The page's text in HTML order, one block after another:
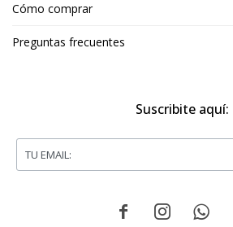
Cómo comprar
Preguntas frecuentes
Suscribite aquí:
  